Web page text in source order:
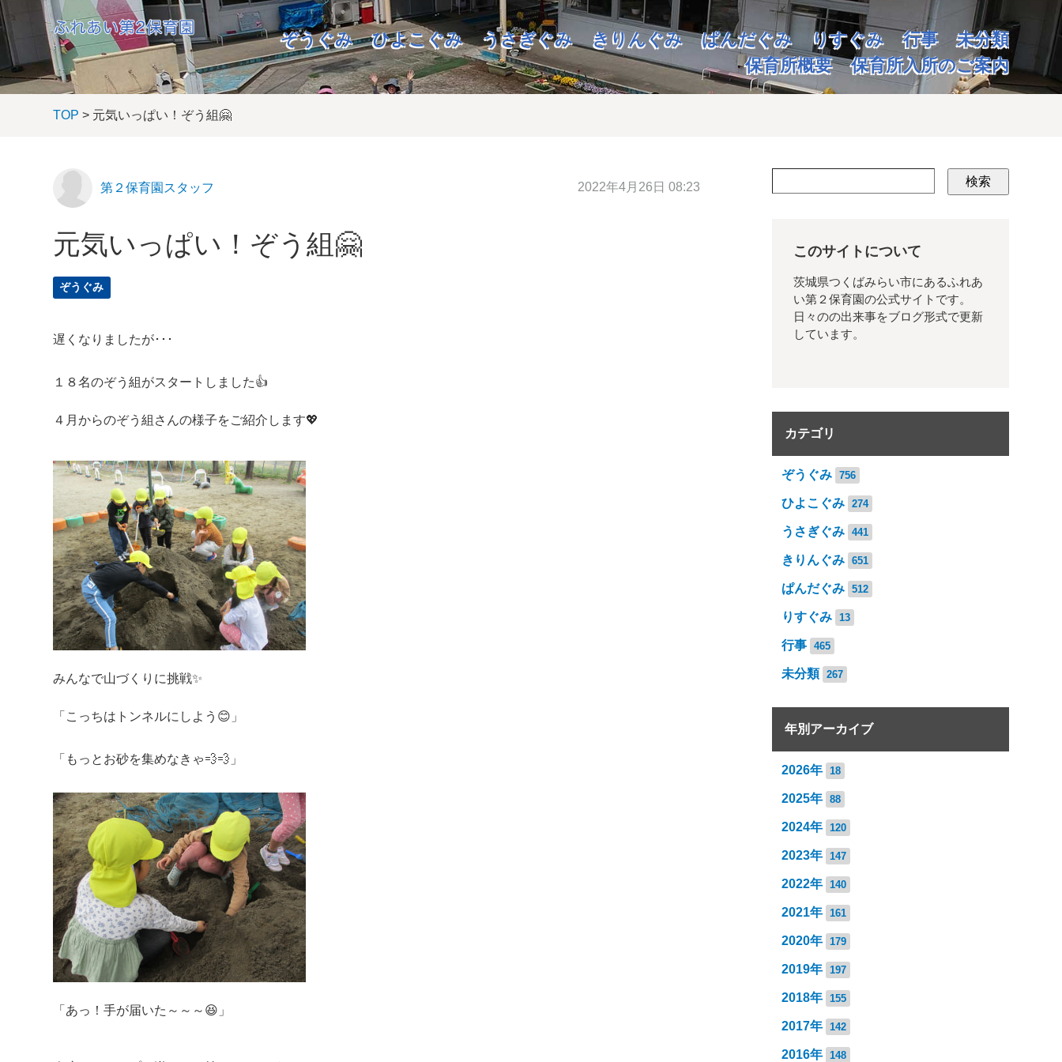
ぞうぐみ ひよこぐみ うさぎぐみ きりんぐみ ぱんだぐみ りすぐみ 行事
未分類
保育所概要
保育所入所のご案内
TOP > 元気いっぱい！ぞう組🤗
第２保育園スタッフ 2022年4月26日 08:23
元気いっぱい！ぞう組🤗
ぞうぐみ
遅くなりましたが･･･
１８名のぞう組がスタートしました👍
４月からのぞう組さんの様子をご紹介します💖
みんなで山づくりに挑戦✨
「こっちはトンネルにしよう😊」
「もっとお砂を集めなきゃ💨💨」
「あっ！手が届いた～～～😆」
検索
このサイトについて
茨城県つくばみらい市にあるふれあ
い第２保育園の公式サイトです。
日々のの出来事をブログ形式で更新
しています。
カテゴリ
ぞうぐみ 756
ひよこぐみ 274
うさぎぐみ 441
きりんぐみ 651
ぱんだぐみ 512
りすぐみ 13
行事 465
未分類 267
年別アーカイブ
2026年 18
2025年 88
2024年 120
2023年 147
2022年 140
2021年 161
2020年 179
2019年 197
2018年 155
2017年 142
2016年 148